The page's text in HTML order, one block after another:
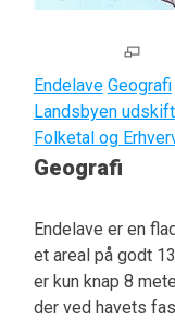
Endelave Geografi
Landsbyen
Folketal og
Geografi
Endelave er en
et areal på godt
er kun knap 8
der ved havets